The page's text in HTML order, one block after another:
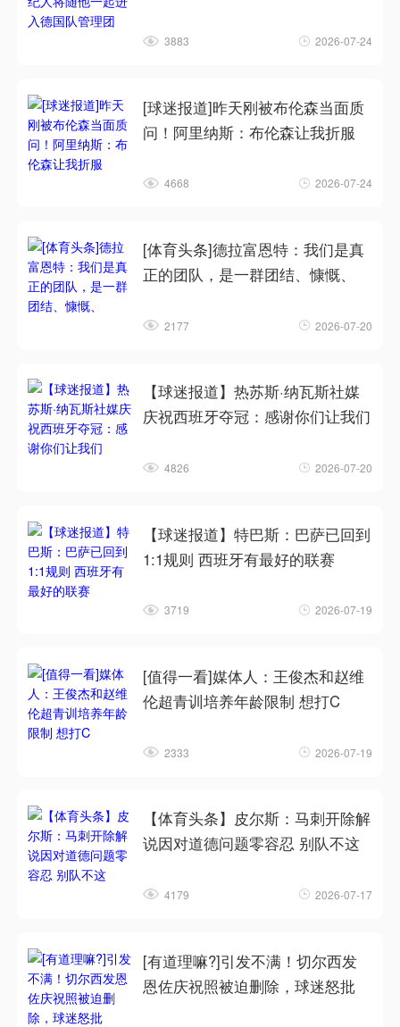
3883 2026-07-24
[球迷报道]昨天刚被布伦森当面质
问！阿里纳斯：布伦森让我折服
4668 2026-07-24
[体育头条]德拉富恩特：我们是真
正的团队，是一群团结、慷慨、
2177 2026-07-20
【球迷报道】热苏斯·纳瓦斯社媒
庆祝西班牙夺冠：感谢你们让我们
4826 2026-07-20
【球迷报道】特巴斯：巴萨已回到
1:1规则 西班牙有最好的联赛
3719 2026-07-19
[值得一看]媒体人：王俊杰和赵维
伦超青训培养年龄限制 想打C
2333 2026-07-19
【体育头条】皮尔斯：马刺开除解
说因对道德问题零容忍 别队不这
4179 2026-07-17
[有道理嘛?]引发不满！切尔西发
恩佐庆祝照被迫删除，球迷怒批